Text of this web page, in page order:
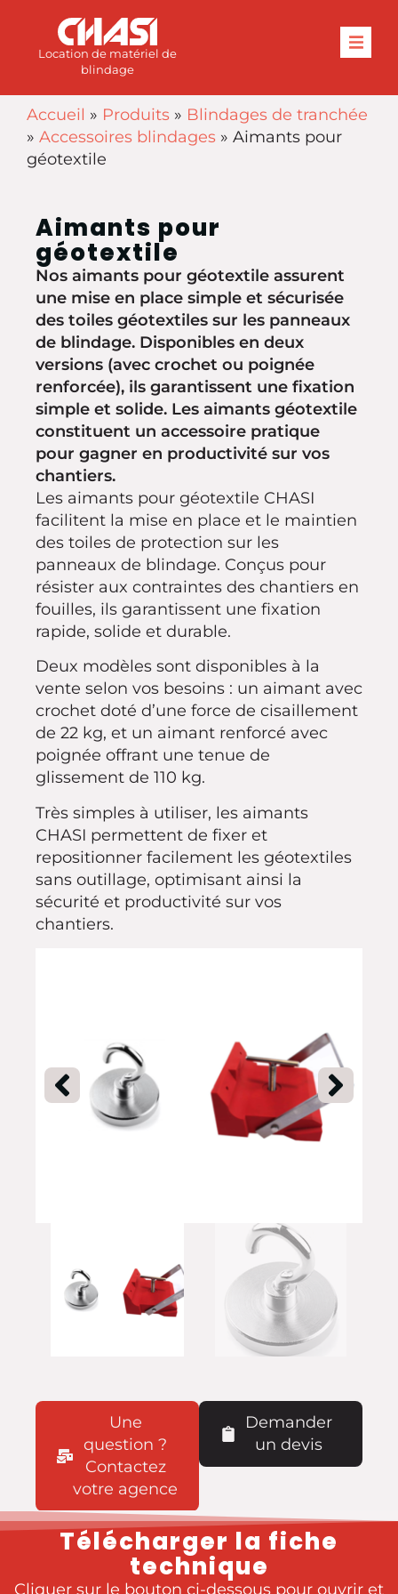
Location de matériel de
blindage
Accueil » Produits » Blindages de tranchée
» Accessoires blindages » Aimants pour
géotextile
Aimants pour
géotextile
Nos aimants pour géotextile assurent
une mise en place simple et sécurisée
des toiles géotextiles sur les panneaux
de blindage. Disponibles en deux
versions (avec crochet ou poignée
renforcée), ils garantissent une fixation
simple et solide. Les aimants géotextile
constituent un accessoire pratique
pour gagner en productivité sur vos
chantiers.
Les aimants pour géotextile CHASI
facilitent la mise en place et le maintien
des toiles de protection sur les
panneaux de blindage. Conçus pour
résister aux contraintes des chantiers en
fouilles, ils garantissent une fixation
rapide, solide et durable.
Deux modèles sont disponibles à la
vente selon vos besoins : un aimant avec
crochet doté d’une force de cisaillement
de 22 kg, et un aimant renforcé avec
poignée offrant une tenue de
glissement de 110 kg.
Très simples à utiliser, les aimants
CHASI permettent de fixer et
repositionner facilement les géotextiles
sans outillage, optimisant ainsi la
sécurité et productivité sur vos
chantiers.
Une
question ?
Contactez
votre agence
Demander
un devis
Télécharger la fiche
technique
Cliquer sur le bouton ci-dessous pour ouvrir et